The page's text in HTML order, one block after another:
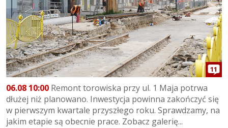
11
06.08 10:00 Remont torowiska przy ul. 1 Maja potrwa
dłużej niż planowano. Inwestycja powinna zakończyć się
w pierwszym kwartale przyszłego roku. Sprawdzamy, na
jakim etapie są obecnie prace. Zobacz galerię...